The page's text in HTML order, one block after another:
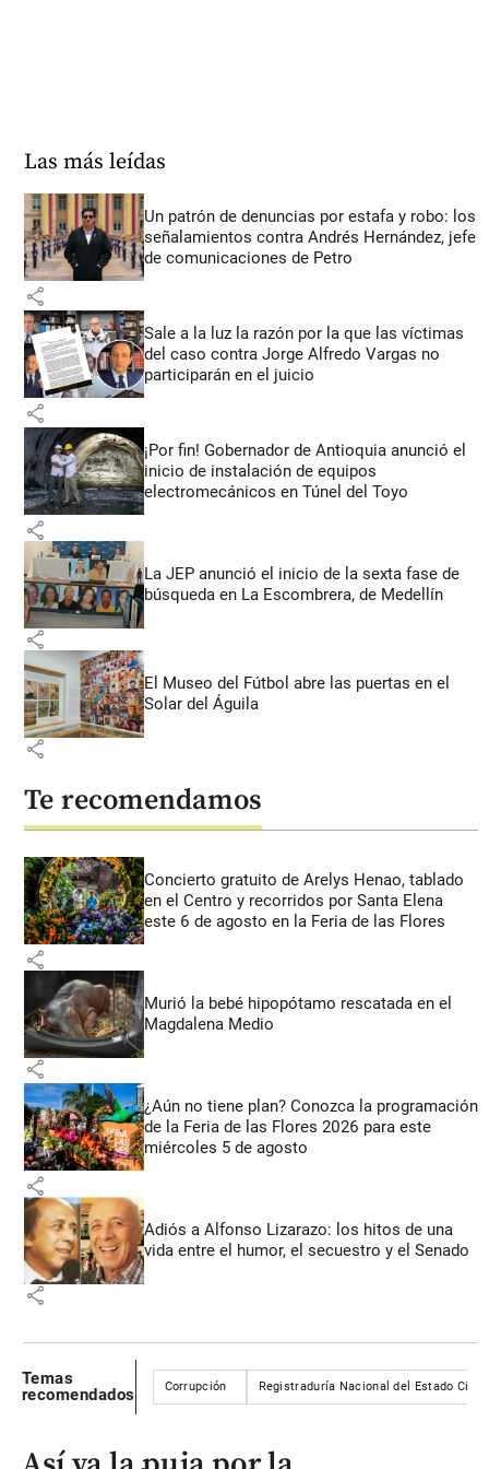
Las más leídas
Un patrón de denuncias por estafa y robo: los
señalamientos contra Andrés Hernández, jefe
de comunicaciones de Petro
share
Sale a la luz la razón por la que las víctimas
del caso contra Jorge Alfredo Vargas no
participarán en el juicio
share
¡Por fin! Gobernador de Antioquia anunció el
inicio de instalación de equipos
electromecánicos en Túnel del Toyo
share
La JEP anunció el inicio de la sexta fase de
búsqueda en La Escombrera, de Medellín
share
El Museo del Fútbol abre las puertas en el
Solar del Águila
share
Te recomendamos
Concierto gratuito de Arelys Henao, tablado
en el Centro y recorridos por Santa Elena
este 6 de agosto en la Feria de las Flores
share
Murió la bebé hipopótamo rescatada en el
Magdalena Medio
share
¿Aún no tiene plan? Conozca la programación
de la Feria de las Flores 2026 para este
miércoles 5 de agosto
share
Adiós a Alfonso Lizarazo: los hitos de una
vida entre el humor, el secuestro y el Senado
share
Temas
recomendados
Corrupción Registraduría Nacional del Estado Civil